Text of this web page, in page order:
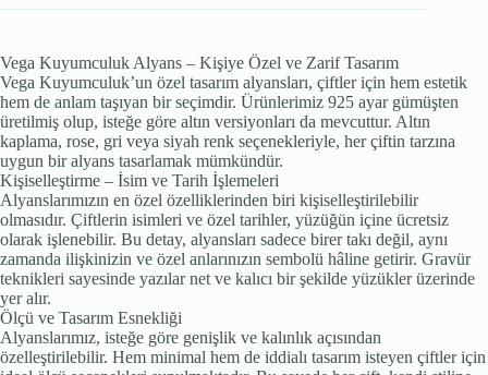
Vega Kuyumculuk Alyans – Kişiye Özel ve Zarif Tasarım
Vega Kuyumculuk’un özel tasarım alyansları, çiftler için hem estetik
hem de anlam taşıyan bir seçimdir. Ürünlerimiz 925 ayar gümüşten
üretilmiş olup, isteğe göre altın versiyonları da mevcuttur. Altın
kaplama, rose, gri veya siyah renk seçenekleriyle, her çiftin tarzına
uygun bir alyans tasarlamak mümkündür.
Kişiselleştirme – İsim ve Tarih İşlemeleri
Alyanslarımızın en özel özelliklerinden biri kişiselleştirilebilir
olmasıdır. Çiftlerin isimleri ve özel tarihler, yüzüğün içine ücretsiz
olarak işlenebilir. Bu detay, alyansları sadece birer takı değil, aynı
zamanda ilişkinizin ve özel anlarınızın sembolü hâline getirir. Gravür
teknikleri sayesinde yazılar net ve kalıcı bir şekilde yüzükler üzerinde
yer alır.
Ölçü ve Tasarım Esnekliği
Alyanslarımız, isteğe göre genişlik ve kalınlık açısından
özelleştirilebilir. Hem minimal hem de iddialı tasarım isteyen çiftler için